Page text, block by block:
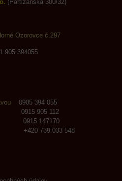
(Partizánska 300/32)
Ozorovce č.297
905 394055
0905 394 055
905 112
147170
033 548